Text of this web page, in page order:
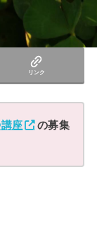
リンク
座
の募集